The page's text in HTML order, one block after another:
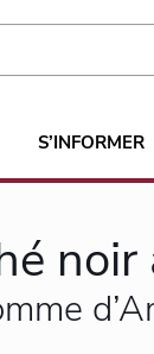
S’INFORMER
noir